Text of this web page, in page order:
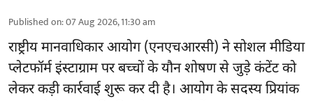
Published on:07 Aug 2026, 11:30 am
राष्ट्रीय मानवाधिकार आयोग(एनएचआरसी) ने सोशल मीडिया
प्लेटफॉर्म इंस्टाग्राम पर बच्चों के यौन शोषण से जुड़े कंटेंट को
लेकर कड़ी कार्रवाई शुरू कर दी है। आयोग के सदस्य प्रियांक